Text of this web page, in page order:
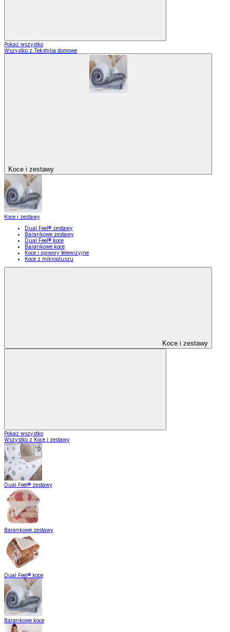
Pokaż wszystko
Wszystko z Tekstylia domowe
Koce i zestawy
Koce i zestawy
Dual Feel® zestawy
Barankowe zestawy
Dual Feel® koce
Barankowe koce
Koce i śpiwory telewizyjne
Koce z mikropluszu
Koce i zestawy
Pokaż wszystko
Wszystko z Koce i zestawy
Dual Feel® zestawy
Barankowe zestawy
Dual Feel® koce
Barankowe koce